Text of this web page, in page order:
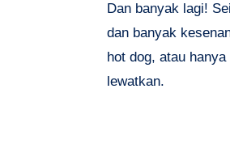
Dan banyak lagi!
dan banyak
hot dog, atau
lewatkan.